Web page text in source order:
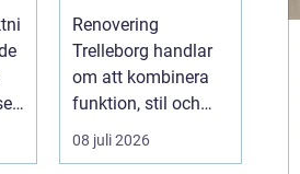
hemmet på ett
smart sätt
Renovering
Trelleborg handlar
om att kombinera
funktion, stil och
långsiktig ekonomi i
samma p...
08 juli 2026